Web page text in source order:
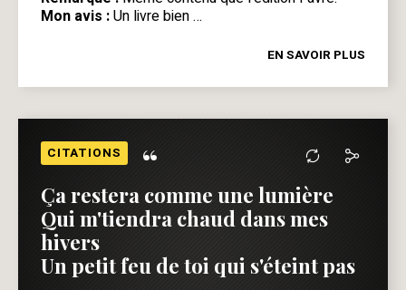
Mon avis :Un livre bien …
EN SAVOIR PLUS
CITATIONS “
Ça restera comme une lumière
Qui m'tiendra chaud dans mes
hivers
Un petit feu de toi qui s'éteint pas